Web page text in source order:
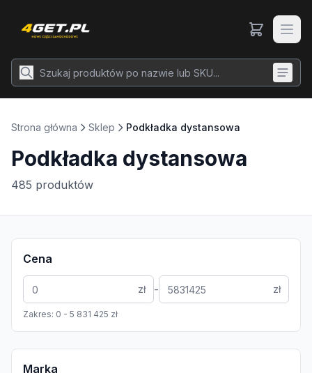
Strona główna Sklep Podkładka dystansowa
Podkładka dystansowa
485 produktów
Cena
zł - zł
Zakres: 0 - 5 831 425 zł
Marka